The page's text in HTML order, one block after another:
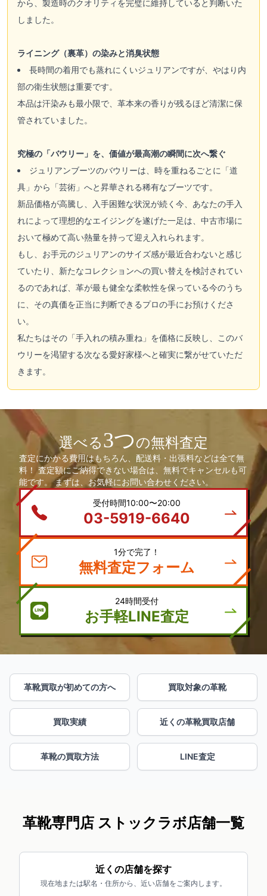
から、製造時のクオリティを完璧に維持していると判断いた
しました。
ライニング（裏革）の染みと消臭状態
長時間の着用でも蒸れにくいジュリアンですが、やはり内
部の衛生状態は重要です。
本品は汗染みも最小限で、革本来の香りが残るほど清潔に保
管されていました。
究極の「バウリー」を、価値が最高潮の瞬間に次へ繋ぐ
ジュリアンブーツのバウリーは、時を重ねるごとに「道
具」から「芸術」へと昇華される稀有なブーツです。
新品価格が高騰し、入手困難な状況が続く今、あなたの手入
れによって理想的なエイジングを遂げた一足は、中古市場に
おいて極めて高い熱量を持って迎え入れられます。
もし、お手元のジュリアンのサイズ感が最近合わないと感じ
ていたり、新たなコレクションへの買い替えを検討されてい
るのであれば、革が最も健全な柔軟性を保っている今のうち
に、その真価を正当に判断できるプロの手にお預けくださ
い。
私たちはその「手入れの積み重ね」を価格に反映し、このバ
ウリーを渇望する次なる愛好家様へと確実に繋がせていただ
きます。
選べる3つの無料査定
査定にかかる費用はもちろん、配送料・出張料などは全て無
料！ 査定額にご納得できない場合は、無料でキャンセルも可
能です。 まずは、お気軽にお問い合わせください。
受付時間10:00〜20:00
03-5919-6640
1分で完了！
無料査定フォーム
24時間受付
お手軽LINE査定
革靴買取が初めての方へ 買取対象の革靴
買取実績 近くの革靴買取店舗
革靴の買取方法 LINE査定
革靴専門店 ストックラボ店舗一覧
近くの店舗を探す
現在地または駅名・住所から、近い店舗をご案内します。